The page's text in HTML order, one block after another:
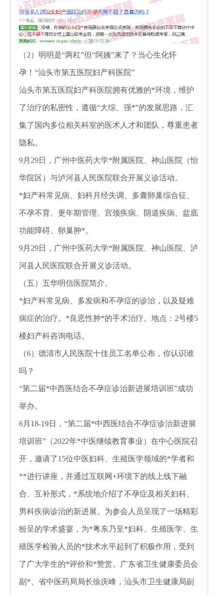
（2）明明是“两杠”但“阿姨”来了？当心生化怀
孕！“汕头市第五医院妇产科医院”
汕头市第五医院妇产科医院拥有优雅的*环境，维护
了治疗的私密性，遵循“大综、强*”的发展思路，汇
集了国内多位相关科室的医术人才和团队，尊重患者
隐私。
9月29日，广州中医药大学*附属医院、神山医院（怡
华院区）与泸河县人民医院联合开展义诊活动。
*妇产科常见病、妇科月经失调、多囊卵巢综合征、
不孕不育、更年期管理、宫颈疾病、阴道疾病、盆底
功能障碍、卵巢肿*。
9月29日，广州中医药大学*附属医院、神山医院、泸
河县人民医院联合开展义诊活动。
（五）五华明信医院简介。
*妇产科常见病、多发病和不孕症的诊治，以及疑难
病症的治疗。*良恶性肿*的手术治疗。地点：2号楼5
楼妇产科咨询电话。
（6）德清市人民医院十佳员工名单公布，你认识谁
吗？
“第二届*中西医结合不孕症诊治新进展培训班”成功
举办。
6月18-19日，“第二届*中西医结合不孕症诊治新进展
培训班”（2022年*中医继续教育事业）在中心医院召
开，邀请了15位中医妇科、生殖医学领域的*学者和
**进行讲座，并通过互联网+环境下的线上线下融
合、互补形式，*系统地介绍了不孕症及相关妇科、
男科疾病诊治的新进展。为参会人员呈现了一场精彩
纷呈的学术盛宴，为*粤东乃至*妇科、生殖医学、生
殖医学检验人员的*技术水平起到了积极作用，受到
了广大学生的*评价和*赞赏。广东省卫生健康委员会
副*、省中医药局局长徐庆峰，汕头市卫生健康局副